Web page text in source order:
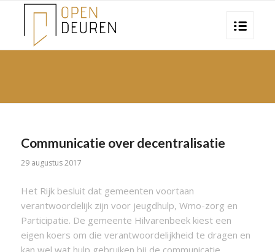
Communicatie over decentralisatie
29 augustus 2017
Het Rijk besluit dat gemeenten voortaan
verantwoordelijk zijn voor jeugdhulp, Wmo-zorg en
Participatie. De gemeente Hilvarenbeek kiest een
eigen koers om die verantwoordelijkheid te dragen en
kan wel wat hulp gebruiken bij de communicatie